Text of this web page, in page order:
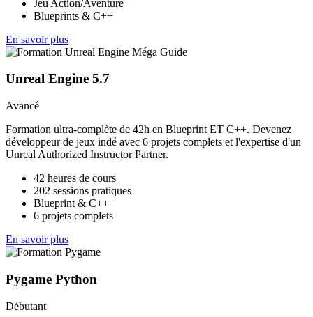
Jeu Action/Aventure
Blueprints & C++
En savoir plus
Unreal Engine 5.7
Avancé
Formation ultra-complète de 42h en Blueprint ET C++. Devenez
développeur de jeux indé avec 6 projets complets et l'expertise d'un
Unreal Authorized Instructor Partner.
42 heures de cours
202 sessions pratiques
Blueprint & C++
6 projets complets
En savoir plus
Pygame Python
Débutant